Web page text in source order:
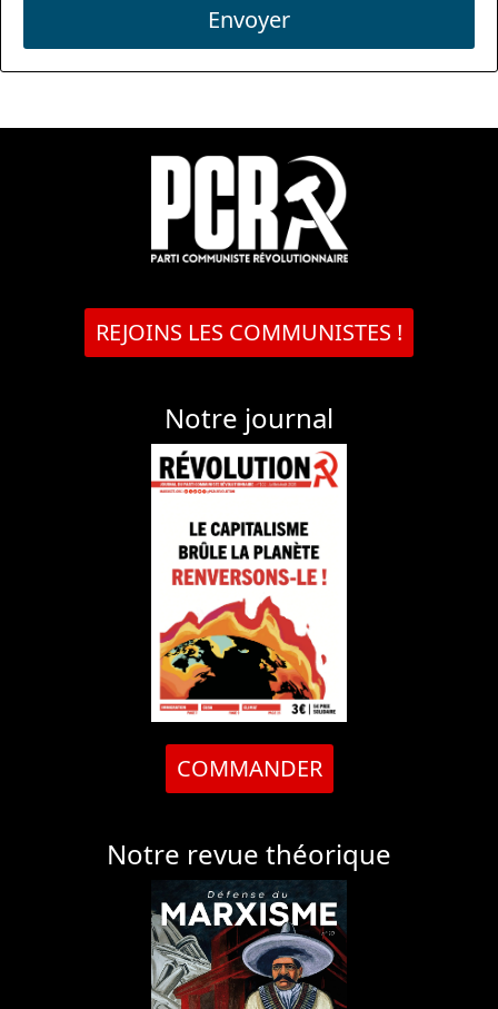
Envoyer
REJOINS LES COMMUNISTES !
Notre journal
COMMANDER
Notre revue théorique